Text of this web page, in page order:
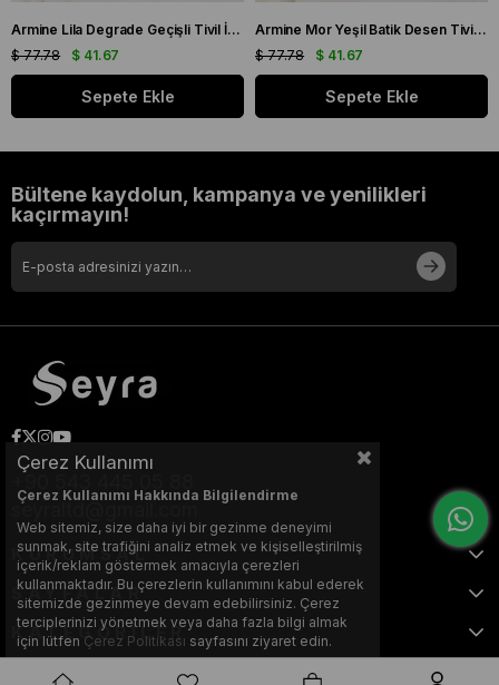
Armine Lila Degrade Geçişli Tivil İpek Eşarp 9051 - 59
$ 41.67
$ 77.78
Sepete Ekle
Armine Mor Yeşil Batik Desen Tivil İpek Eşarp 9136 - 50
$ 41.67
$ 77.78
Sepete Ekle
Bültene kaydolun, kampanya ve yenilikleri
kaçırmayın!
seyraltd@gmail.com
KURUMSAL
SAYFALAR
KATEGORİLER
Çerez Kullanımı
Çerez Kullanımı Hakkında Bilgilendirme
Web sitemiz, size daha iyi bir gezinme deneyimi
sunmak, site trafiğini analiz etmek ve kişiselleştirilmiş
içerik/reklam göstermek amacıyla çerezleri
kullanmaktadır. Bu çerezlerin kullanımını kabul ederek
sitemizde gezinmeye devam edebilirsiniz. Çerez
terciplerinizi yönetmek veya daha fazla bilgi almak
için lütfen Çerez Politikası sayfasını ziyaret edin.